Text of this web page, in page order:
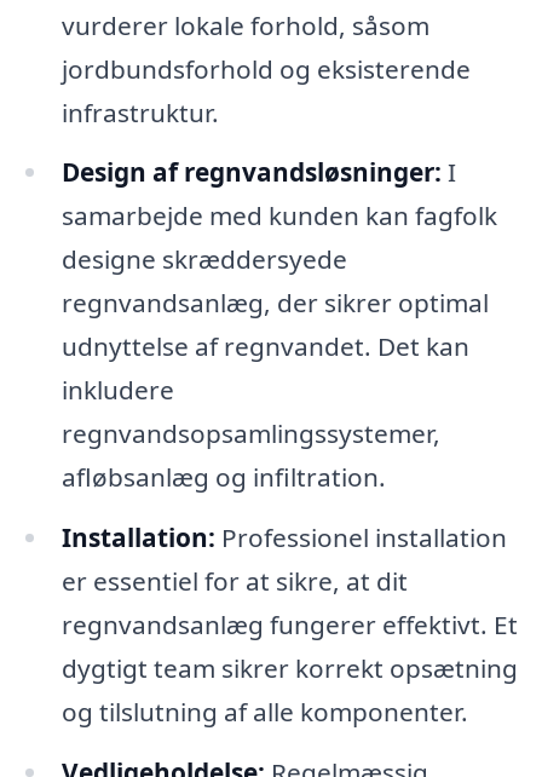
vurderer lokale forhold, såsom
jordbundsforhold og eksisterende
infrastruktur.
Design af regnvandsløsninger: I
samarbejde med kunden kan fagfolk
designe skræddersyede
regnvandsanlæg, der sikrer optimal
udnyttelse af regnvandet. Det kan
inkludere
regnvandsopsamlingssystemer,
afløbsanlæg og infiltration.
Installation: Professionel installation
er essentiel for at sikre, at dit
regnvandsanlæg fungerer effektivt. Et
dygtigt team sikrer korrekt opsætning
og tilslutning af alle komponenter.